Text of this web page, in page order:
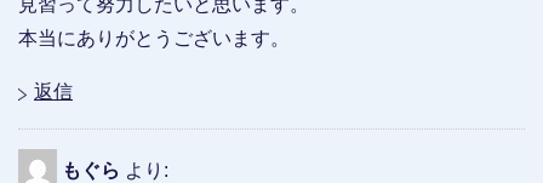
見習って努力したいと思います。
本当にありがとうございます。
返信
もぐら より: